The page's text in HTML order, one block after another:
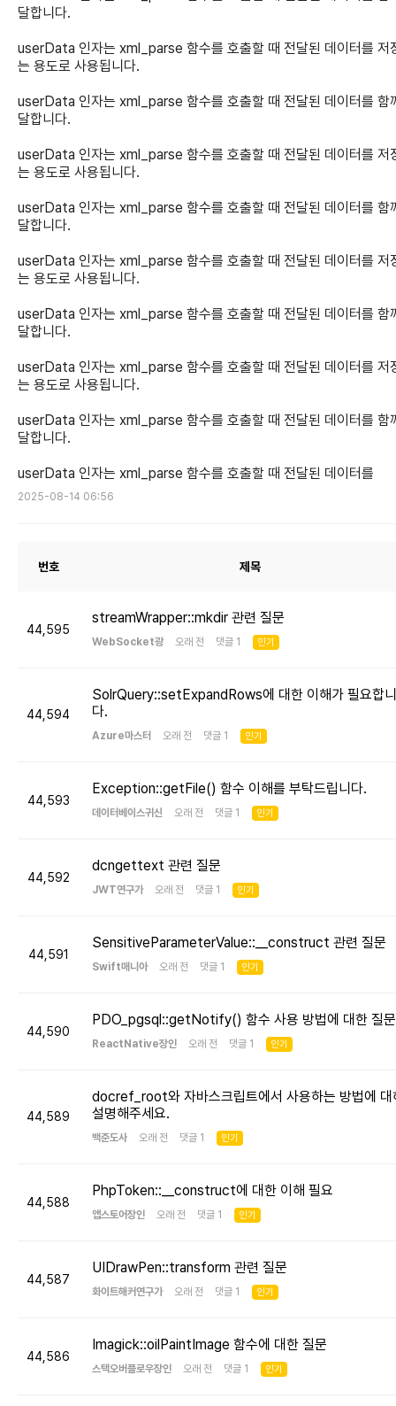
달합니다.
userData 인자는 xml_parse 함수를 호출할 때 전달된 데이터를 저
는 용도로 사용됩니다.
userData 인자는 xml_parse 함수를 호출할 때 전달된 데이터를 함
달합니다.
userData 인자는 xml_parse 함수를 호출할 때 전달된 데이터를 저
는 용도로 사용됩니다.
userData 인자는 xml_parse 함수를 호출할 때 전달된 데이터를 함
달합니다.
userData 인자는 xml_parse 함수를 호출할 때 전달된 데이터를 저
는 용도로 사용됩니다.
userData 인자는 xml_parse 함수를 호출할 때 전달된 데이터를 함
달합니다.
userData 인자는 xml_parse 함수를 호출할 때 전달된 데이터를 저
는 용도로 사용됩니다.
userData 인자는 xml_parse 함수를 호출할 때 전달된 데이터를 함
달합니다.
userData 인자는 xml_parse 함수를 호출할 때 전달된 데이터를
2025-08-14 06:56
번호 제목
44,595
streamWrapper::mkdir 관련 질문
WebSocket광 오래 전 댓글 1 인기
44,594
SolrQuery::setExpandRows에 대한 이해가 필요합니
다.
Azure마스터 오래 전 댓글 1 인기
44,593
Exception::getFile() 함수 이해를 부탁드립니다.
데이터베이스귀신 오래 전 댓글 1 인기
44,592
dcngettext 관련 질문
JWT연구가 오래 전 댓글 1 인기
44,591
SensitiveParameterValue::__construct 관련 질문
Swift매니아 오래 전 댓글 1 인기
44,590
PDO_pgsql::getNotify() 함수 사용 방법에 대한 질문
ReactNative장인 오래 전 댓글 1 인기
44,589
docref_root와 자바스크립트에서 사용하는 방법에 대
설명해주세요.
백준도사 오래 전 댓글 1 인기
44,588
PhpToken::__construct에 대한 이해 필요
앱스토어장인 오래 전 댓글 1 인기
44,587
UIDrawPen::transform 관련 질문
화이트해커연구가 오래 전 댓글 1 인기
44,586
Imagick::oilPaintImage 함수에 대한 질문
스택오버플로우장인 오래 전 댓글 1 인기